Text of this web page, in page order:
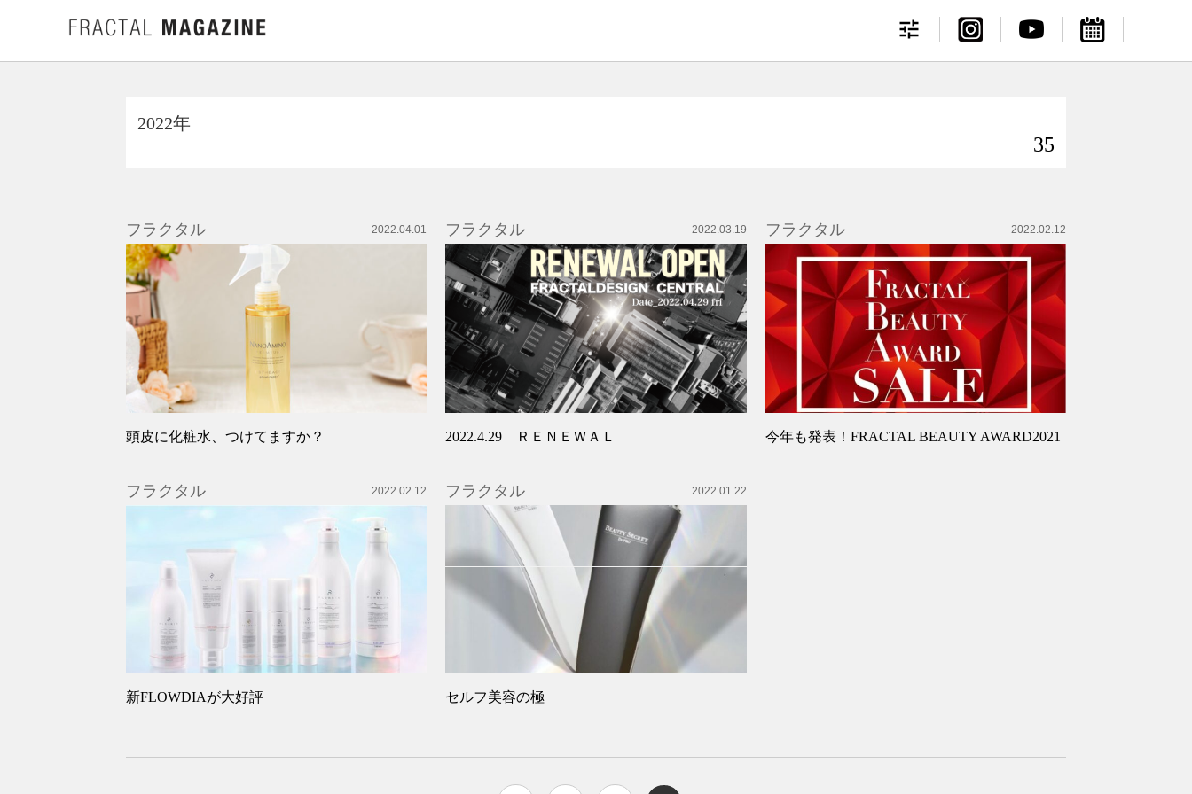
2022年
35
フラクタル 2022.04.01
頭皮に化粧水、つけてますか？
フラクタル 2022.03.19
2022.4.29 ＲＥＮＥＷＡＬ
フラクタル 2022.02.12
今年も発表！FRACTAL BEAUTY AWARD2021
フラクタル 2022.02.12
新FLOWDIAが大好評
フラクタル 2022.01.22
セルフ美容の極